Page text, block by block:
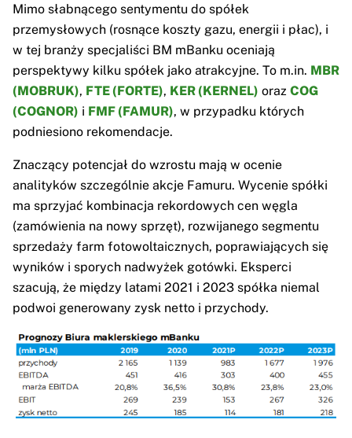
Mimo słabnącego sentymentu do spółek
przemysłowych (rosnące koszty gazu, energii i płac), i
w tej branży specjaliści BM mBanku oceniają
perspektywy kilku spółek jako atrakcyjne. To m.in. MBR
(MOBRUK), FTE (FORTE), KER (KERNEL) oraz COG
(COGNOR) i FMF (FAMUR), w przypadku których
podniesiono rekomendacje.
Znaczący potencjał do wzrostu mają w ocenie
analityków szczególnie akcje Famuru. Wycenie spółki
ma sprzyjać kombinacja rekordowych cen węgla
(zamówienia na nowy sprzęt), rozwijanego segmentu
sprzedaży farm fotowoltaicznych, poprawiających się
wyników i sporych nadwyżek gotówki. Eksperci
szacują, że między latami 2021 i 2023 spółka niemal
podwoi generowany zysk netto i przychody.